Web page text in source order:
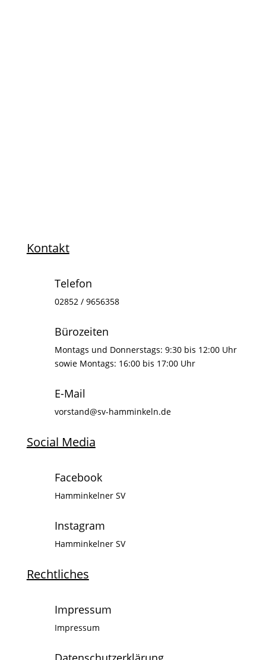
Kontakt
Telefon
02852 / 9656358
Bürozeiten
Montags und Donnerstags: 9:30 bis 12:00 Uhr
sowie Montags: 16:00 bis 17:00 Uhr
E-Mail
vorstand@sv-hamminkeln.de
Social Media
Facebook
Hamminkelner SV
Instagram
Hamminkelner SV
Rechtliches
Impressum
Impressum